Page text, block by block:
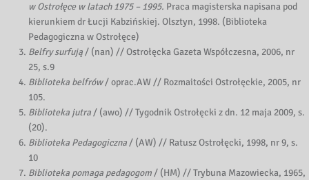
w Ostrołęce w latach 1975 – 1995. Praca magisterska napisana pod
kierunkiem dr Łucji Kabzińskiej. Olsztyn, 1998. (Biblioteka
Pedagogiczna w Ostrołęce)
Belfry surfują/ (nan) // Ostrołęcka Gazeta Współczesna, 2006, nr
25, s.9
Biblioteka belfrów/ oprac.AW // Rozmaitości Ostrołęckie, 2005, nr
105.
Biblioteka jutra/ (awo) // Tygodnik Ostrołęcki z dn. 12 maja 2009, s.
(20).
Biblioteka Pedagogiczna/ (AW) // Ratusz Ostrołęcki, 1998, nr 9, s.
10
Biblioteka pomaga pedagogom/ (HM) // Trybuna Mazowiecka, 1965,